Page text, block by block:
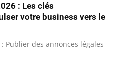
: Les clés
votre business vers le
Publier des annonces légales